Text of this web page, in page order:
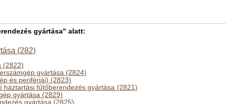
gyártása" alatt:
(282)
(2822)
gyártása (2824)
és perifériái) (2823)
háztartási fűtőberendezés gyártása (2821)
gyártása (2829)
gyártása (2825)